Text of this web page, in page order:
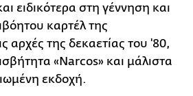
ειδικότερα στη γέννηση και
καρτέλ της
αρχές της δεκαετίας του '80,
«Narcos» και μάλιστα
εκδοχή.